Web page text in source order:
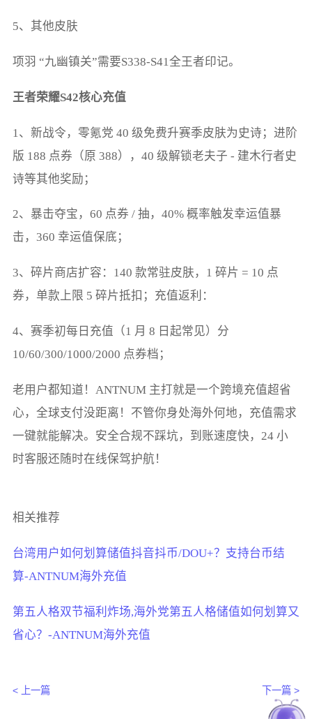
5、其他皮肤
项羽 “九幽镇关”需要S338-S41全王者印记。
王者荣耀S42核心充值
1、新战令，零氪党 40 级免费升赛季皮肤为史诗；进阶
版 188 点券（原 388），40 级解锁老夫子 - 建木行者史
诗等其他奖励；
2、暴击夺宝，60 点券 / 抽，40% 概率触发幸运值暴
击，360 幸运值保底；
3、碎片商店扩容：140 款常驻皮肤，1 碎片 = 10 点
券，单款上限 5 碎片抵扣；充值返利：
4、赛季初每日充值（1 月 8 日起常见）分
10/60/300/1000/2000 点券档；
老用户都知道！ANTNUM 主打就是一个跨境充值超省
心，全球支付没距离！不管你身处海外何地，充值需求
一键就能解决。安全合规不踩坑，到账速度快，24 小
时客服还随时在线保驾护航！
相关推荐
台湾用户如何划算储值抖音抖币/DOU+？支持台币结
算-ANTNUM海外充值
第五人格双节福利炸场,海外党第五人格储值如何划算又
省心？-ANTNUM海外充值
< 上一篇 下一篇 >